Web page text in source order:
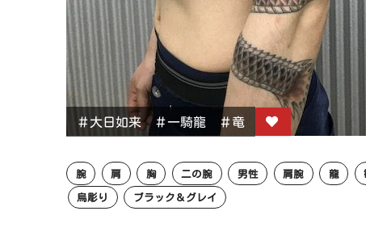
＃大日如来 ＃一騎龍 ＃竜
腕 肩 胸 二の腕 男性 肩腕 龍
烏彫り
ブラック＆グレイ